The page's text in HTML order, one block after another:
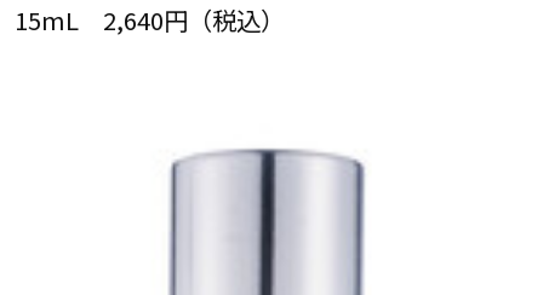
15mL 2,640円（税込）